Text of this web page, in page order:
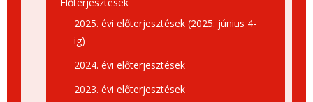
2025. évi előterjesztések (2025. június 4-
ig)
2024. évi előterjesztések
2023. évi előterjesztések